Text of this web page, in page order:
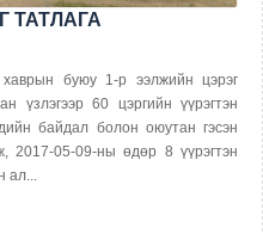
ТАТЛАГА
буюу 1-р ээлжийн цэрэг
үзлэгээр 60 цэргийн үүрэгтэн
байдал болон оюутан гэсэн
2017-05-09-ны өдөр 8 үүрэгтэн
ал...